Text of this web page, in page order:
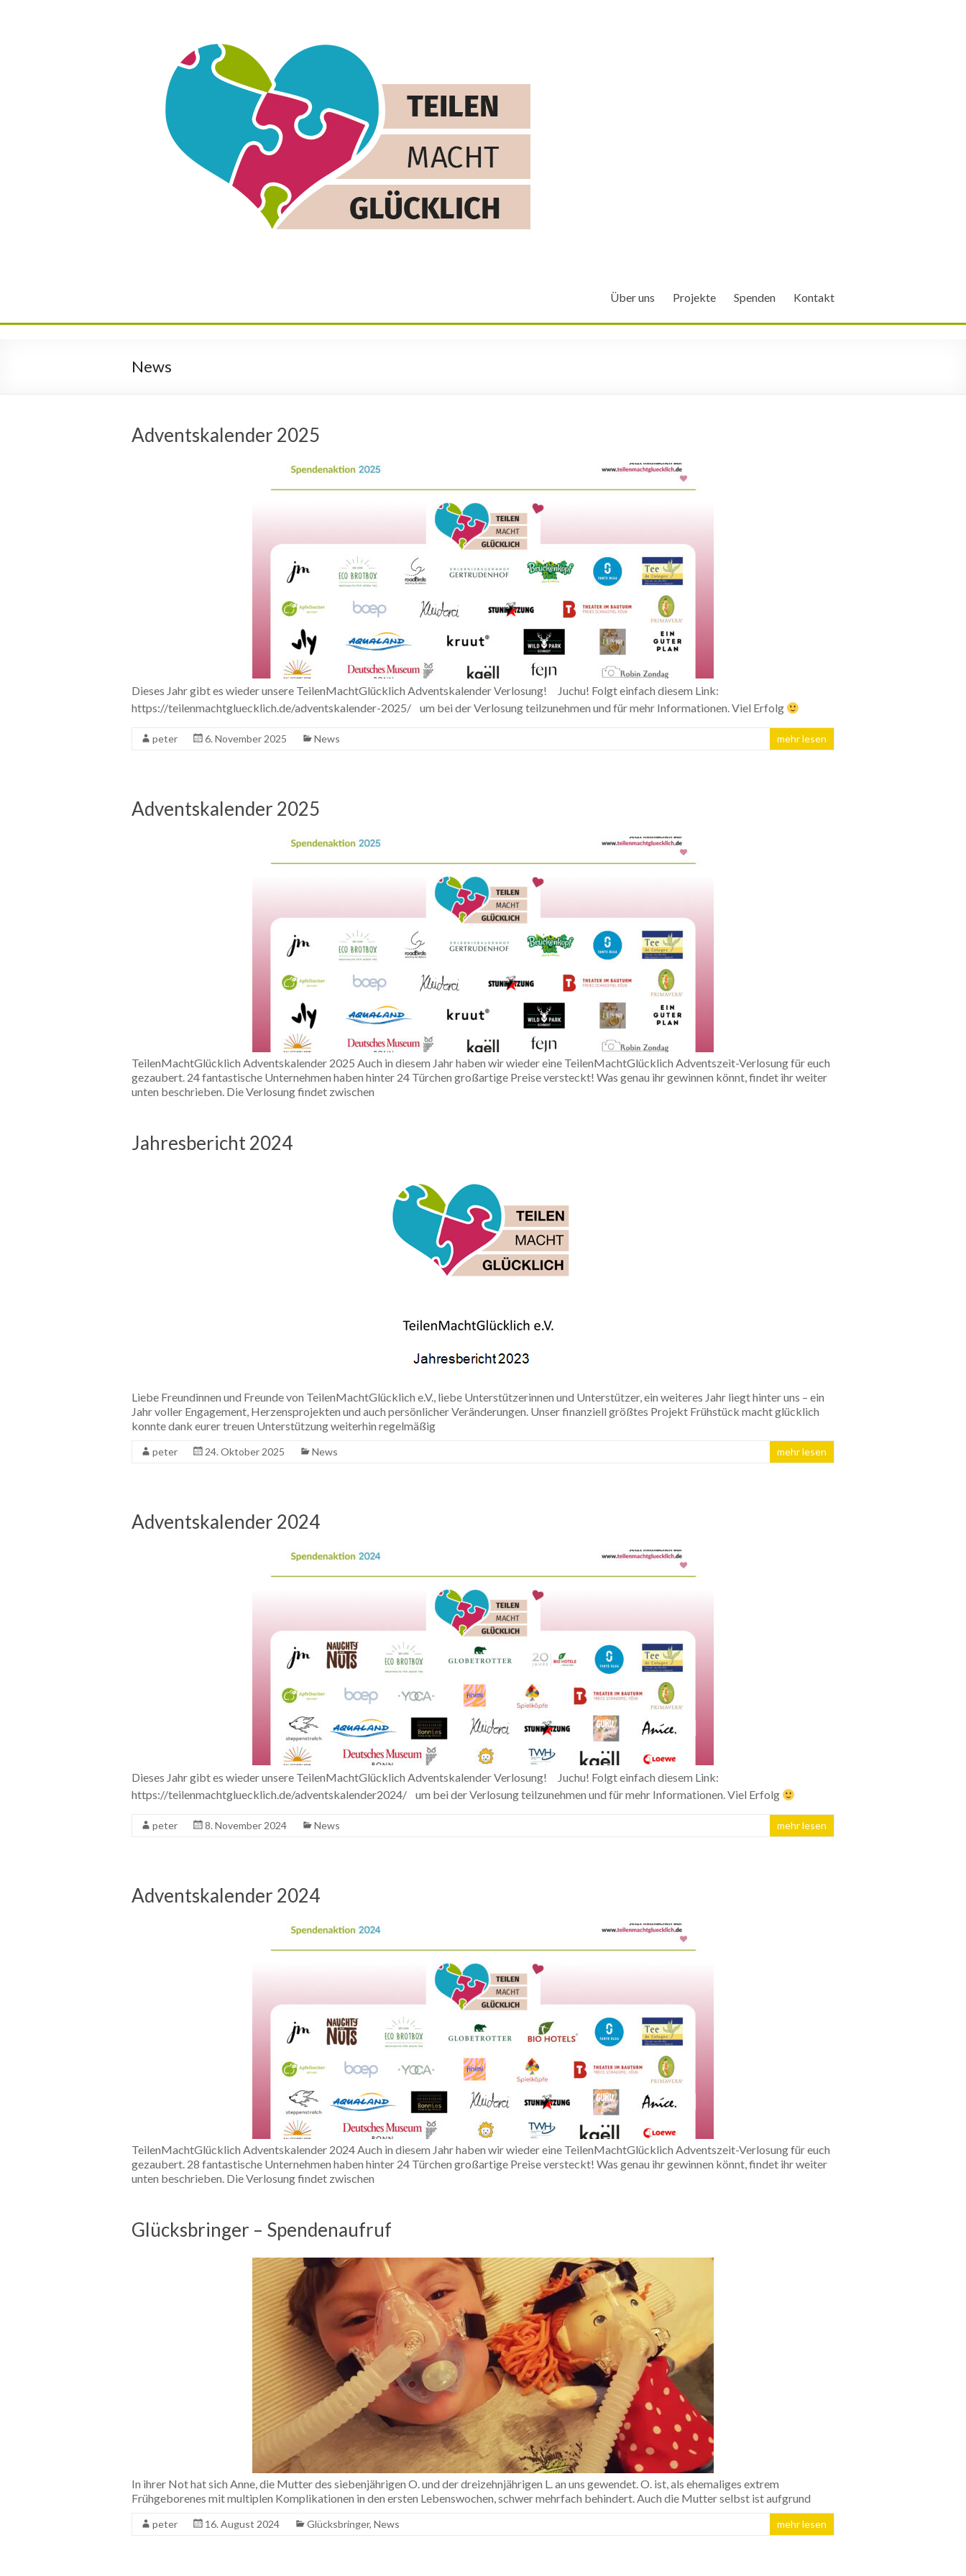
Über uns Projekte Spenden Kontakt
News
Adventskalender 2025
Dieses Jahr gibt es wieder unsere TeilenMachtGlücklich Adventskalender Verlosung! Juchu! Folgt einfach diesem Link:
https://teilenmachtgluecklich.de/adventskalender-2025/ um bei der Verlosung teilzunehmen und für mehr Informationen. Viel Erfolg
peter 6. November 2025 News mehr lesen
Adventskalender 2025
TeilenMachtGlücklich Adventskalender 2025 Auch in diesem Jahr haben wir wieder eine TeilenMachtGlücklich Adventszeit-Verlosung für euch
gezaubert. 24 fantastische Unternehmen haben hinter 24 Türchen großartige Preise versteckt! Was genau ihr gewinnen könnt, findet ihr weiter
unten beschrieben. Die Verlosung findet zwischen
Jahresbericht 2024
Liebe Freundinnen und Freunde von TeilenMachtGlücklich e.V., liebe Unterstützerinnen und Unterstützer, ein weiteres Jahr liegt hinter uns – ein
Jahr voller Engagement, Herzensprojekten und auch persönlicher Veränderungen. Unser finanziell größtes Projekt Frühstück macht glücklich
konnte dank eurer treuen Unterstützung weiterhin regelmäßig
peter 24. Oktober 2025 News mehr lesen
Adventskalender 2024
Dieses Jahr gibt es wieder unsere TeilenMachtGlücklich Adventskalender Verlosung! Juchu! Folgt einfach diesem Link:
https://teilenmachtgluecklich.de/adventskalender2024/ um bei der Verlosung teilzunehmen und für mehr Informationen. Viel Erfolg
peter 8. November 2024 News mehr lesen
Adventskalender 2024
TeilenMachtGlücklich Adventskalender 2024 Auch in diesem Jahr haben wir wieder eine TeilenMachtGlücklich Adventszeit-Verlosung für euch
gezaubert. 28 fantastische Unternehmen haben hinter 24 Türchen großartige Preise versteckt! Was genau ihr gewinnen könnt, findet ihr weiter
unten beschrieben. Die Verlosung findet zwischen
Glücksbringer – Spendenaufruf
In ihrer Not hat sich Anne, die Mutter des siebenjährigen O. und der dreizehnjährigen L. an uns gewendet. O. ist, als ehemaliges extrem
Frühgeborenes mit multiplen Komplikationen in den ersten Lebenswochen, schwer mehrfach behindert. Auch die Mutter selbst ist aufgrund
peter 16. August 2024 Glücksbringer, News mehr lesen